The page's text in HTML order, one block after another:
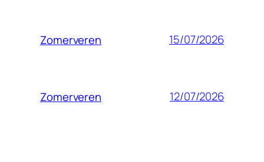
Zomerveren 15/07/2026
Zomerveren 12/07/2026